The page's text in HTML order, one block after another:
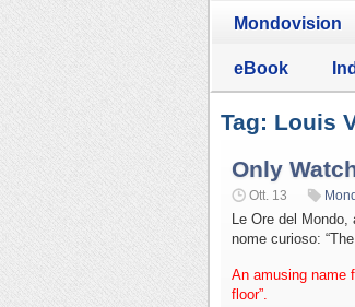
Mondovision
eBook
Tag: Louis
Only
Ott. 13
Le Ore del
nome curioso:
An amusing name
floor”.